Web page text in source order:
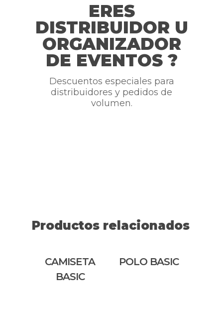
ERES
DISTRIBUIDOR U
ORGANIZADOR
DE EVENTOS ?
Descuentos especiales para
distribuidores y pedidos de
volumen.
Productos relacionados
CAMISETA
BASIC
POLO BASIC